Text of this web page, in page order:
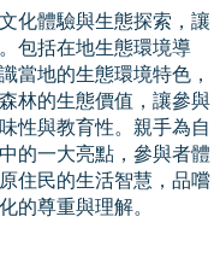
化體驗與生態探索，讓
包括在地生態環境導
當地的生態環境特色，
林的生態價值，讓參與
性與教育性。親手為自
的一大亮點，參與者體
住民的生活智慧，品嚐
的尊重與理解。